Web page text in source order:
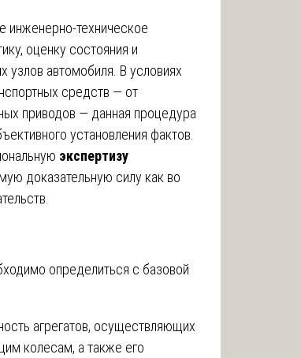
инженерно-техническое
оценку состояния и
узлов автомобиля. В условиях
средств — от
приводов — данная процедура
установления фактов.
экспертизу
доказательную силу как во
определиться с базовой
агрегатов, осуществляющих
колесам, а также его